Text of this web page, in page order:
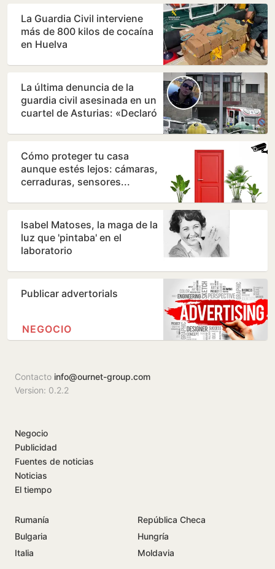
La Guardia Civil interviene
más de 800 kilos de cocaína
en Huelva
La última denuncia de la
guardia civil asesinada en un
cuartel de Asturias: «Declaró
Cómo proteger tu casa
aunque estés lejos: cámaras,
cerraduras, sensores...
Isabel Matoses, la maga de la
luz que 'pintaba' en el
laboratorio
Publicar advertorials
NEGOCIO
Contacto info@ournet-group.com
Version: 0.2.2
Negocio
Publicidad
Fuentes de noticias
Noticias
El tiempo
Rumanía
República Checa
Bulgaria
Hungría
Italia
Moldavia